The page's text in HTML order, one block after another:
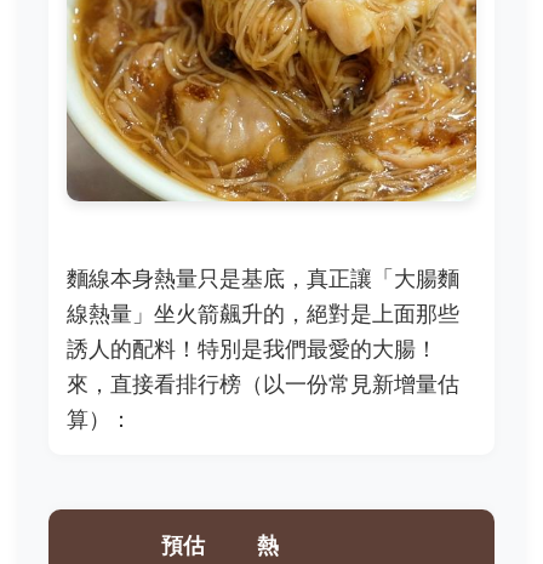
麵線本身熱量只是基底，真正讓「大腸麵
線熱量」坐火箭飆升的，絕對是上面那些
誘人的配料！特別是我們最愛的大腸！
來，直接看排行榜（以一份常見新增量估
算）：
預估
熱